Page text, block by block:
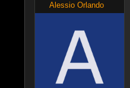
Alessio Orlando